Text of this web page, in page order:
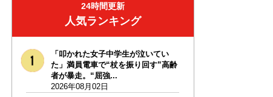
24時間更新
人気ランキング
「叩かれた女子中学生が泣いてい
た」満員電車で“杖を振り回す”高齢
者が暴走。“屈強...
2026年08月02日